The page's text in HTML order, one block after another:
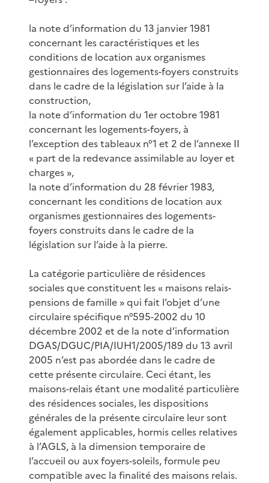
la note d’information du 13 janvier 1981
concernant les caractéristiques et les
conditions de location aux organismes
gestionnaires des logements-foyers construits
dans le cadre de la législation sur l’aide à la
construction,
la note d’information du 1er octobre 1981
concernant les logements-foyers, à
l’exception des tableaux n°1 et 2 de l’annexe II
« part de la redevance assimilable au loyer et
charges »,
la note d’information du 28 février 1983,
concernant les conditions de location aux
organismes gestionnaires des logements-
foyers construits dans le cadre de la
législation sur l’aide à la pierre.
La catégorie particulière de résidences
sociales que constituent les « maisons relais-
pensions de famille » qui fait l’objet d’une
circulaire spécifique n°595-2002 du 10
décembre 2002 et de la note d’information
DGAS/DGUC/PIA/IUH1/2005/189 du 13 avril
2005 n’est pas abordée dans le cadre de
cette présente circulaire. Ceci étant, les
maisons-relais étant une modalité particulière
des résidences sociales, les dispositions
générales de la présente circulaire leur sont
également applicables, hormis celles relatives
à l’AGLS, à la dimension temporaire de
l’accueil ou aux foyers-soleils, formule peu
compatible avec la finalité des maisons relais.